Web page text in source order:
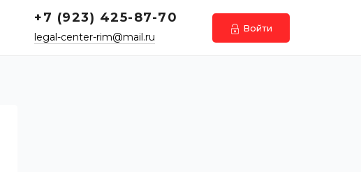
+7 (923) 425-87-70
legal-center-rim@mail.ru
Войти